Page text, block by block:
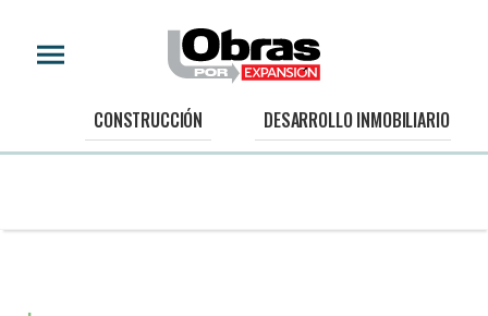
CONSTRUCCIÓN DESARROLLO INMOBILIARIO